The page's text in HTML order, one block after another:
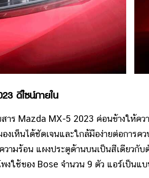
ดีไซน์ภายใน
สาร Mazda MX-5 2023 ค่อนข้างให้ค
งเห็นได้ชัดเจนและใกล้มือง่ายต่อการ
ามร้อน แผงประตูด้านบนเป็นสีเดียวกับ
งใช้ของ Bose จำนวน 9 ตัว แอร์เป็นแ